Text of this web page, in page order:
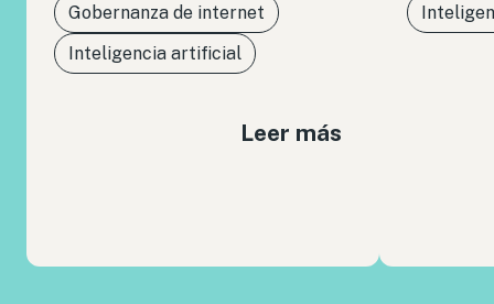
Gobernanza de internet
Inteligencia artificial
Leer más